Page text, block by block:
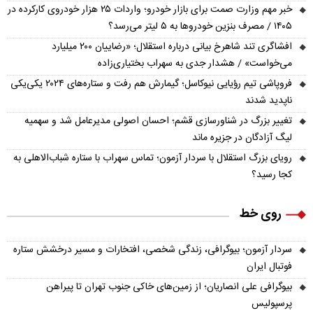
خبر مهم وزارت صمت برای بازار خودرو؛ واردات ۲۵ هزار خودروی کارکرده در
۱۴۰۵ / مصرف بنزین خودروها به ۵ لیتر می‌رسد؟
افشاگری تند شاهرخ بیانی درباره استقلال؛ «رضاییان ۲۰۰ میلیارد
می‌خواست» / هشدار جدی به سهراب بختیاری‌زاده
فروپاشی تیم رؤیایی نیوکاسل؛ گیمارش هم رفت و ستاره‌های ۲۰۲۴ یکی‌یکی
ناپدید شدند
تغییر بزرگ در شناورسازی قشم؛ احسان اصولی مدیرعامل شد و سهمیه
لیگ آزادگان در جزیره ماند
رویای بزرگ استقلال با سردار آزمون؛ تماس سهراب با ستاره شباب‌الاهلی به
کجا رسید؟
روی خط
سردار آزمون؛ بیوگرافی، زندگی شخصی، افتخارات و مسیر درخشش ستاره
فوتبال ایران
بیوگرافی علی انصاریان؛ از زمین‌های خاکی جنوب تهران تا پیراهن
پرسپولیس